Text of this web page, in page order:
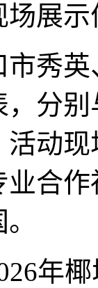
场展
英
分
动
合
年椰